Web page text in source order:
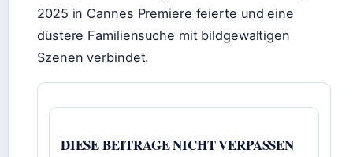
2025 in Cannes Premiere feierte und eine
düstere Familiensuche mit bildgewaltigen
Szenen verbindet.
DIESE BEITRAGE NICHT VERPASSEN